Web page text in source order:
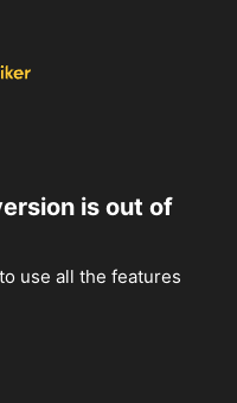
is out of
use all the features